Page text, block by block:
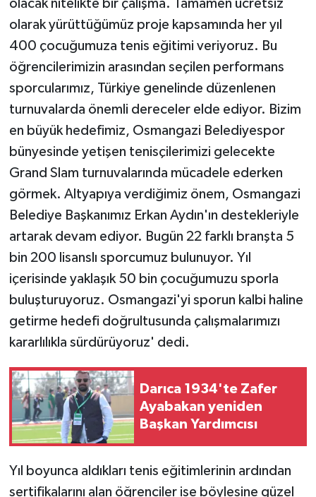
olacak nitelikte bir çalışma. Tamamen ücretsiz
olarak yürüttüğümüz proje kapsamında her yıl
400 çocuğumuza tenis eğitimi veriyoruz. Bu
öğrencilerimizin arasından seçilen performans
sporcularımız, Türkiye genelinde düzenlenen
turnuvalarda önemli dereceler elde ediyor. Bizim
en büyük hedefimiz, Osmangazi Belediyespor
bünyesinde yetişen tenisçilerimizi gelecekte
Grand Slam turnuvalarında mücadele ederken
görmek. Altyapıya verdiğimiz önem, Osmangazi
Belediye Başkanımız Erkan Aydın'ın destekleriyle
artarak devam ediyor. Bugün 22 farklı branşta 5
bin 200 lisanslı sporcumuz bulunuyor. Yıl
içerisinde yaklaşık 50 bin çocuğumuzu sporla
buluşturuyoruz. Osmangazi'yi sporun kalbi haline
getirme hedefi doğrultusunda çalışmalarımızı
kararlılıkla sürdürüyoruz' dedi.
Darıca 1934'te Zafer
Ayabakan yeniden
Başkan Yardımcısı
Yıl boyunca aldıkları tenis eğitimlerinin ardından
sertifikalarını alan öğrenciler ise böylesine güzel